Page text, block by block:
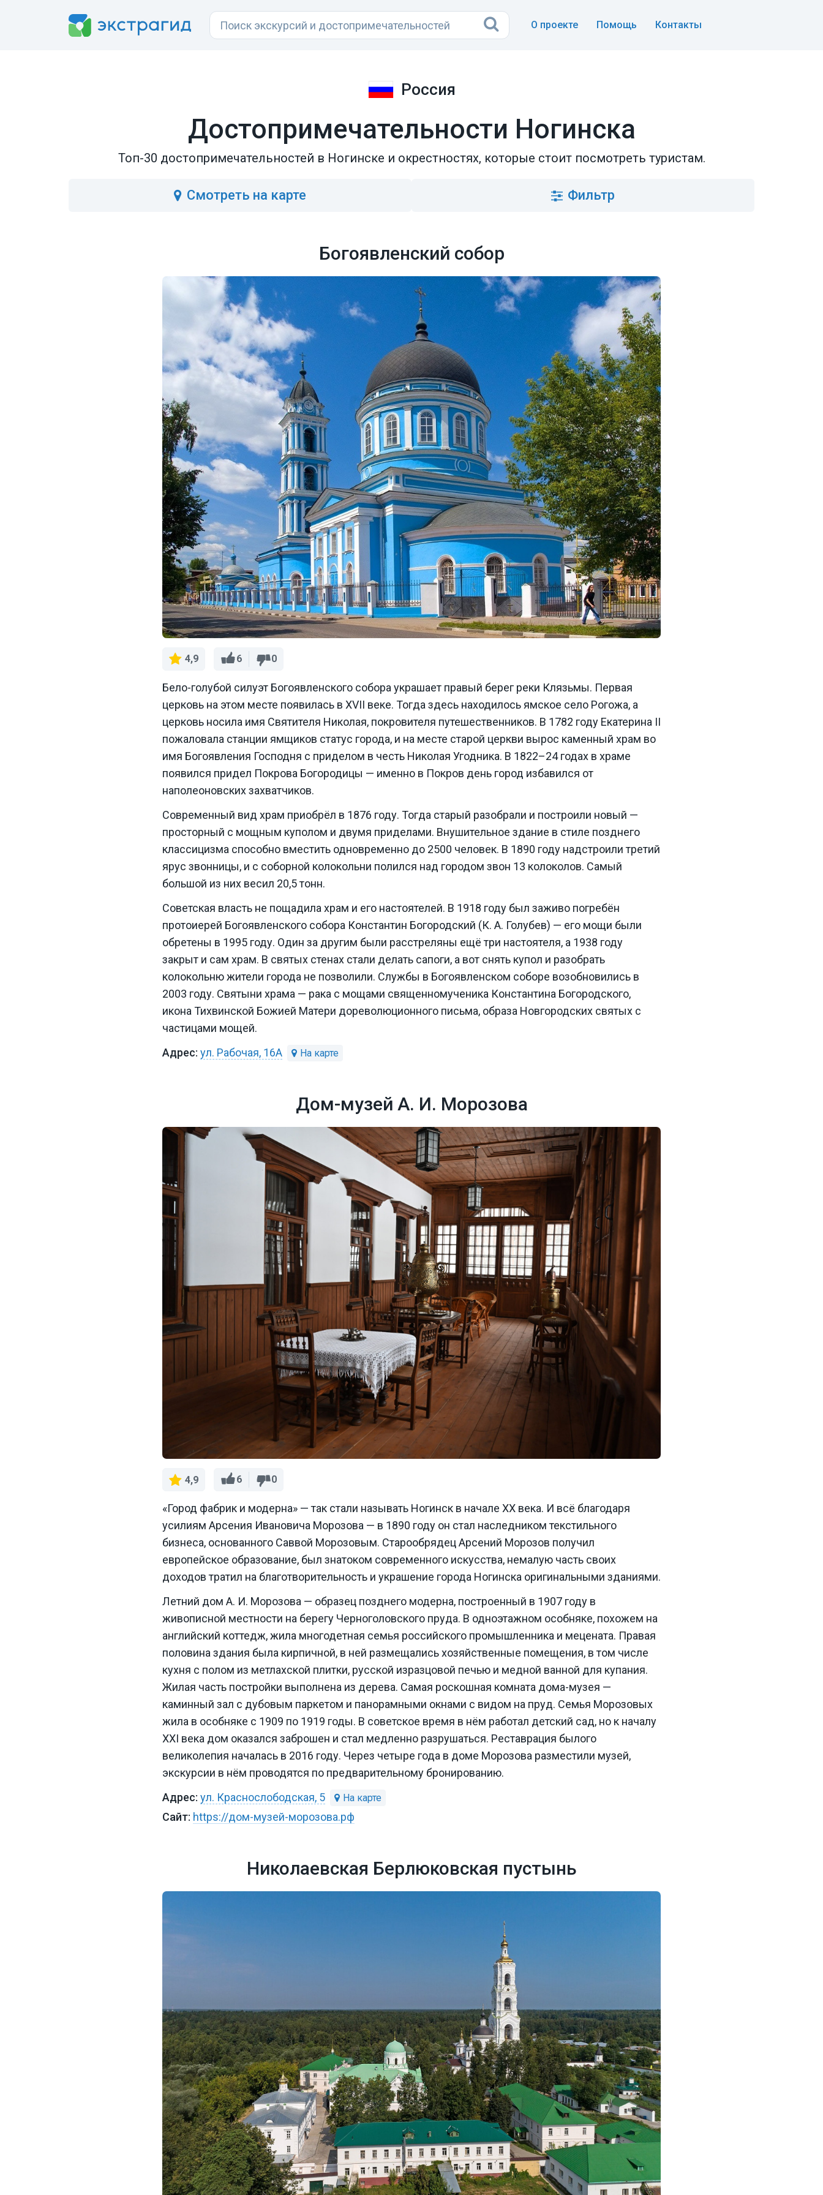
О проекте Помощь Контакты
Россия
Достопримечательности Ногинска
Топ-30 достопримечательностей в Ногинске и окрестностях, которые стоит посмотреть туристам.
Смотреть на карте Фильтр
Богоявленский собор
4,9 6 0
Бело-голубой силуэт Богоявленского собора украшает правый берег реки Клязьмы. Первая
церковь на этом месте появилась в XVII веке. Тогда здесь находилось ямское село Рогожа, а
церковь носила имя Святителя Николая, покровителя путешественников. В 1782 году Екатерина II
пожаловала станции ямщиков статус города, и на месте старой церкви вырос каменный храм во
имя Богоявления Господня с приделом в честь Николая Угодника. В 1822–24 годах в храме
появился придел Покрова Богородицы — именно в Покров день город избавился от
наполеоновских захватчиков.
Современный вид храм приобрёл в 1876 году. Тогда старый разобрали и построили новый —
просторный с мощным куполом и двумя приделами. Внушительное здание в стиле позднего
классицизма способно вместить одновременно до 2500 человек. В 1890 году надстроили третий
ярус звонницы, и с соборной колокольни полился над городом звон 13 колоколов. Самый
большой из них весил 20,5 тонн.
Советская власть не пощадила храм и его настоятелей. В 1918 году был заживо погребён
протоиерей Богоявленского собора Константин Богородский (К. А. Голубев) — его мощи были
обретены в 1995 году. Один за другим были расстреляны ещё три настоятеля, а 1938 году
закрыт и сам храм. В святых стенах стали делать сапоги, а вот снять купол и разобрать
колокольню жители города не позволили. Службы в Богоявленском соборе возобновились в
2003 году. Святыни храма — рака с мощами священномученика Константина Богородского,
икона Тихвинской Божией Матери дореволюционного письма, образа Новгородских святых с
частицами мощей.
ул. Рабочая, 16А
Дом-музей А. И. Морозова
4,9 6 0
«Город фабрик и модерна» — так стали называть Ногинск в начале XX века. И всё благодаря
усилиям Арсения Ивановича Морозова — в 1890 году он стал наследником текстильного
бизнеса, основанного Саввой Морозовым. Старообрядец Арсений Морозов получил
европейское образование, был знатоком современного искусства, немалую часть своих
доходов тратил на благотворительность и украшение города Ногинска оригинальными зданиями.
Летний дом А. И. Морозова — образец позднего модерна, построенный в 1907 году в
живописной местности на берегу Черноголовского пруда. В одноэтажном особняке, похожем на
английский коттедж, жила многодетная семья российского промышленника и мецената. Правая
половина здания была кирпичной, в ней размещались хозяйственные помещения, в том числе
кухня с полом из метлахской плитки, русской изразцовой печью и медной ванной для купания.
Жилая часть постройки выполнена из дерева. Самая роскошная комната дома-музея —
каминный зал с дубовым паркетом и панорамными окнами с видом на пруд. Семья Морозовых
жила в особняке с 1909 по 1919 годы. В советское время в нём работал детский сад, но к началу
XXI века дом оказался заброшен и стал медленно разрушаться. Реставрация былого
великолепия началась в 2016 году. Через четыре года в доме Морозова разместили музей,
экскурсии в нём проводятся по предварительному бронированию.
ул. Краснослободская, 5
https://дом-музей-морозова.рф
Николаевская Берлюковская пустынь